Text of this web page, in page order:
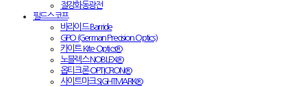
절강화동광전
필드스코프
바라이드 Barride
GPO (German Precision Optics)
카이트 Kite Optics®
노블렉스 NOBLEX®
옵티크론 OPTICRON®
사이트마크 SIGHTMARK®